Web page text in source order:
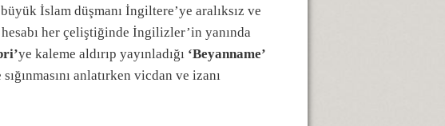
İslam düşmanı İngiltere’ye aralıksız ve
her çeliştiğinde İngilizler’in yanında
ye kaleme aldırıp yayınladığı ‘Beyanname’
anlatırken vicdan ve izanı